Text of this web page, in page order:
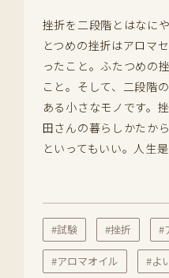
挫折を二段階とはなに
とつめの挫折はアロマ
ったこと。ふたつめの
こと。そして、二段階
ある小さなモノです。
田さんの暮らしかたか
といってもいい。人生
#試験 #挫折 #
#アロマオイル #よ